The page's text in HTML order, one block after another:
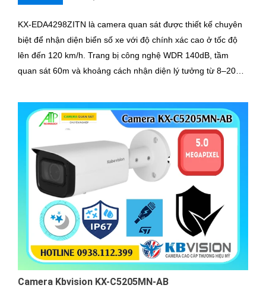
KX-EDA4298ZITN là camera quan sát được thiết kế chuyên
biệt để nhận diện biển số xe với độ chính xác cao ở tốc độ
lên đến 120 km/h. Trang bị công nghệ WDR 140dB, tầm
quan sát 60m và khoảng cách nhận diện lý tưởng từ 8–20m,
sáng
Camera Kbvision KX-C5205MN-AB